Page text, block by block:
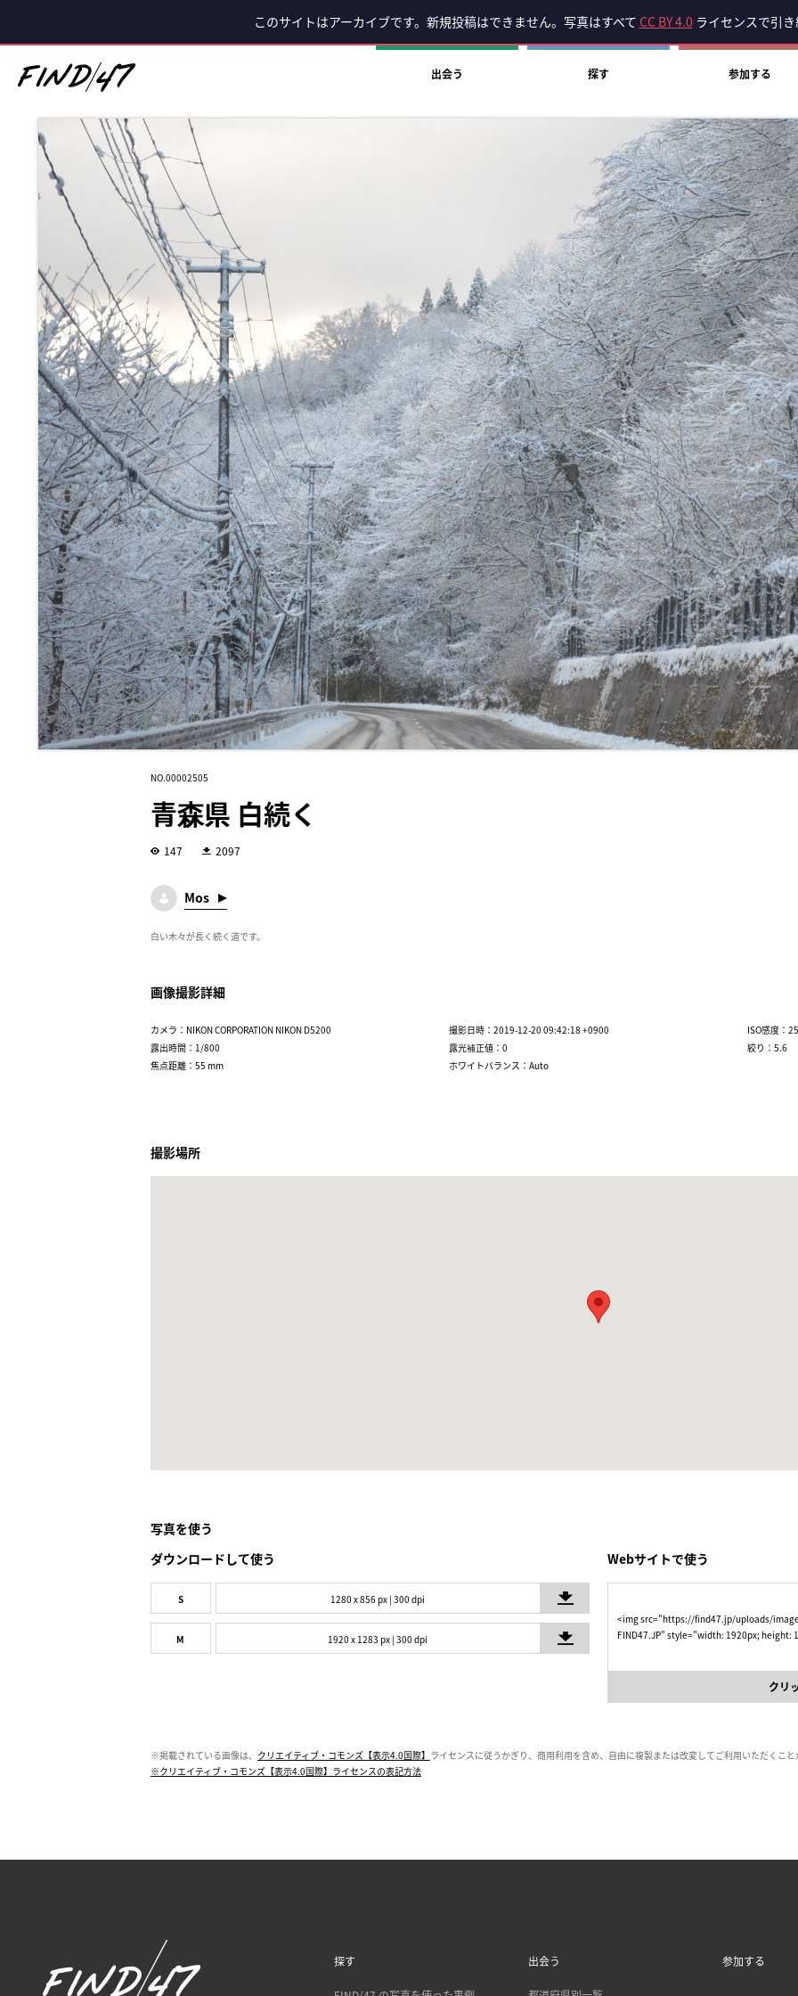
このサイトはアーカイブです。新規投稿はできません。写真はすべて CC BY 4.0 ライセンスで引
出会う 探す 参加する
NO.00002505
青森県 白続く
147 2097
Mos
白い木々が長く続く道です。
画像撮影詳細
カメラ：NIKON CORPORATION NIKON D5200 撮影日時：2019-12-20 09:42:18 +0900
ISO感度：
露出時間：1/800
露光補正値：0
絞り：5.6
焦点距離：55 mm
ホワイトバランス：Auto
撮影場所
写真を使う
ダウンロードして使う
S 1280 x 856 px | 300 dpi
M 1920 x 1283 px | 300 dpi
Webサイトで使う
<img src="https://find47.jp/uploads/
FIND47.JP" style="width: 1920px; height:
クリ
※掲載されている画像は、 クリエイティブ・コモンズ【表示4.0国際】 ライセンスに従うかぎり、商用利用を含め、自由に複製または改変してご利用いただくこ
※クリエイティブ・コモンズ【表示4.0国際】ライセンスの表記方法
探す 出会う 参加する